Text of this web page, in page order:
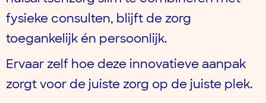
fysieke consulten, blijft de zorg
toegankelijk én persoonlijk.
Ervaar zelf hoe deze innovatieve aanpak
zorgt voor de juiste zorg op de juiste plek.